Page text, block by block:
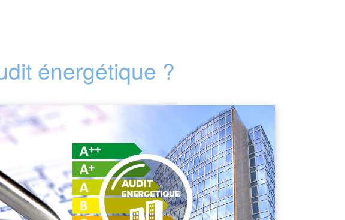
énergétique ?